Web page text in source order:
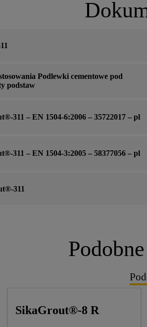
Podlewki cementowe pod
podstaw
311 – EN 1504-6:2006 – 35722017 – pl
311 – EN 1504-3:2005 – 58377056 – pl
311
SikaGrout®-8 R